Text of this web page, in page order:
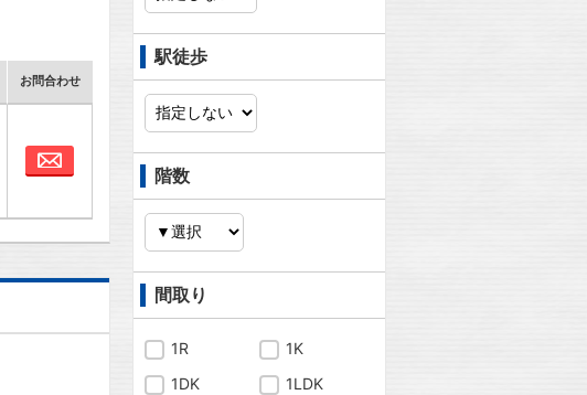
お問合わせ
お問合わせ
駅徒歩
階数
間取り
1R
1K
1DK
1LDK